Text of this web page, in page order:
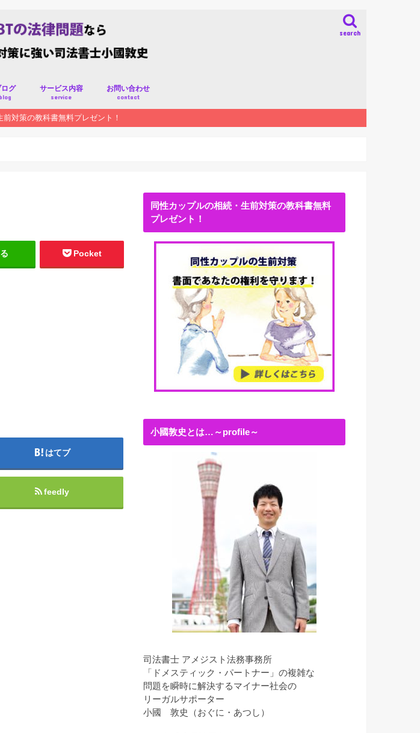
search
ログ
blog
サービス内容
service
お問い合わせ
contact
対策の教科書無料プレゼント！
Pocket
はてブ
feedly
同性カップルの相続・生前対策の教科書無料
プレゼント！
小國敦史とは…～profile～
司法書士 アメジスト法務事務所
「ドメスティック・パートナー」の複雑な
問題を瞬時に解決するマイナー社会の
リーガルサポーター
小國 敦史（おぐに・あつし）